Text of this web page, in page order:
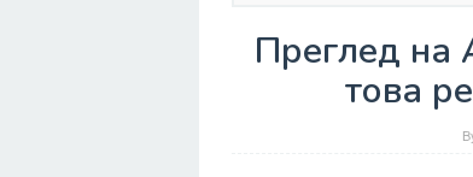
Преглед на
това